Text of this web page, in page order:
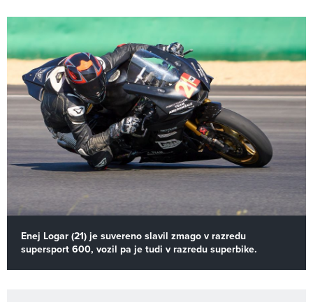
Enej Logar (21) je suvereno slavil zmago v razredu
supersport 600, vozil pa je tudi v razredu superbike.